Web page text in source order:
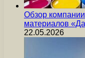
Обзор
материалов
22.05.2026